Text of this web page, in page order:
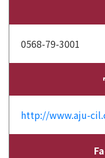
0568-79-3001
http://www.aju-